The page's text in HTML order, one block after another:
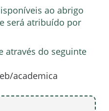
ao abrigo
será atribuído por
através do seguinte
academica